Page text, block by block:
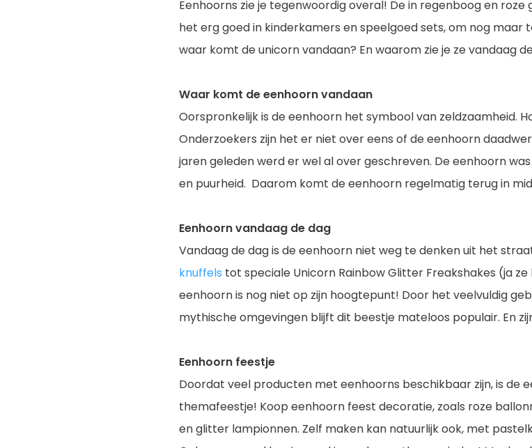
Eenhoorns zie je tegenwoordig overal! De in regenboog en
het erg goed in kinderkamers en speelgoed sets, om nog maar
waar komt de unicorn vandaan? En waarom zie je ze vandaag
Waar komt de eenhoorn vandaan
Oorspronkelijk is de eenhoorn het symbool van zeldzaamheid.
Onderzoekers zijn het er niet over eens of de eenhoorn
jaren geleden werd er wel al over geschreven. De eenhoorn
en puurheid. Daarom komt de eenhoorn regelmatig terug in
Eenhoorn vandaag de dag
Vandaag de dag is de eenhoorn niet weg te denken uit het
knuffels tot speciale Unicorn Rainbow Glitter Freakshakes (ja
eenhoorn is nog niet op zijn hoogtepunt! Door het veelvuldig
mythische omgevingen blijft dit beestje mateloos populair. En
Eenhoorn feestje
Doordat veel producten met eenhoorns beschikbaar zijn, is de
themafeestje! Koop eenhoorn feest decoratie, zoals roze
en glitter lampionnen. Zelf maken kan natuurlijk ook, met